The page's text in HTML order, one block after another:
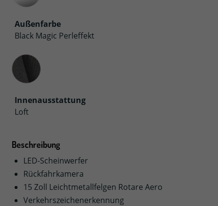
Außenfarbe
Black Magic Perleffekt
Innenausstattung
Innenausstattung
Loft
Beschreibung
LED-Scheinwerfer
Rückfahrkamera
15 Zoll Leichtmetallfelgen Rotare Aero
Verkehrszeichenerkennung